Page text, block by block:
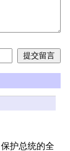
护总统的全